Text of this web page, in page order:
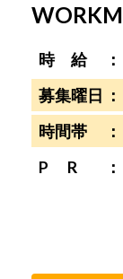
時 給
募集曜日
時間帯
P R